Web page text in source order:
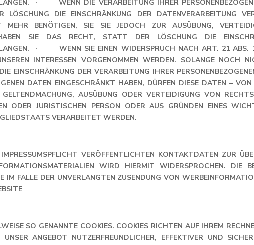
· WENN DIE VERARBEITUNG IHRER
LÖSCHUNG DIE EINSCHRÄNKUNG DER
BENÖTIGEN, SIE SIE JEDOCH ZUR AUSÜBUNG,
SIE DAS RECHT, STATT DER LÖSCHUNG DIE
· WENN SIE EINEN WIDERSPRUCH NACH ART. 21 ABS. 1
INTERESSEN VORGENOMMEN WERDEN. SOLANGE NOCH
EINSCHRÄNKUNG DER VERARBEITUNG IHRER
DATEN EINGESCHRÄNKT HABEN, DÜRFEN DIESE DATEN – VON
AUSÜBUNG ODER VERTEIDIGUNG VON
ODER JURISTISCHEN PERSON ODER AUS GRÜNDEN EINES
VERARBEITET WERDEN.
VERÖFFENTLICHTEN KONTAKTDATEN ZUR
WIRD HIERMIT WIDERSPROCHEN. DIE
IM FALLE DER UNVERLANGTEN ZUSENDUNG VON
SO GENANNTE COOKIES. COOKIES RICHTEN AUF IHREM
ANGEBOT NUTZERFREUNDLICHER, EFFEKTIVER UND